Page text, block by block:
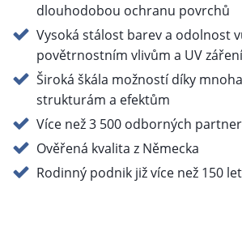
dlouhodobou ochranu povrchů
Vysoká stálost barev a odolnost
povětrnostním vlivům a UV záření
Široká škála možností díky
strukturám a efektům
Více než 3 500 odborných
Ověřená kvalita z Německa
Rodinný podnik již více než 150 let